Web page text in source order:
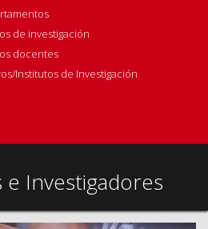
de investigación
docentes
Institutos de Investigación
Investigadores